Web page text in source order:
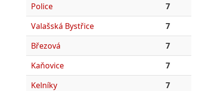
Police
7
Valašská Bystřice
7
Březová
7
Kaňovice
7
Kelníky
7